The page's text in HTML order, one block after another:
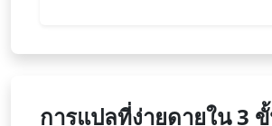
การแปลที่ง่ายดายใน 3